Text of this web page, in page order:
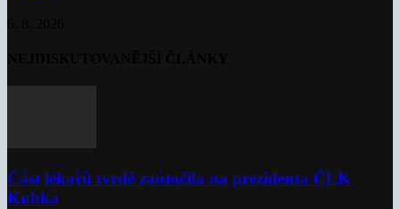
Část lékařů tvrdě zaútočila na prezidenta ČLK
Kubka